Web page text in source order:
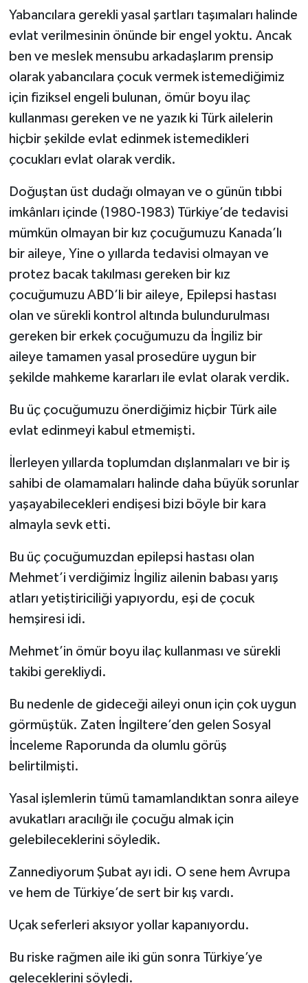
Yabancılara gerekli yasal şartları taşımaları halinde
evlat verilmesinin önünde bir engel yoktu. Ancak
ben ve meslek mensubu arkadaşlarım prensip
olarak yabancılara çocuk vermek istemediğimiz
için fiziksel engeli bulunan, ömür boyu ilaç
kullanması gereken ve ne yazık ki Türk ailelerin
hiçbir şekilde evlat edinmek istemedikleri
çocukları evlat olarak verdik.
Doğuştan üst dudağı olmayan ve o günün tıbbi
imkânları içinde (1980-1983) Türkiye’de tedavisi
mümkün olmayan bir kız çocuğumuzu Kanada’lı
bir aileye, Yine o yıllarda tedavisi olmayan ve
protez bacak takılması gereken bir kız
çocuğumuzu ABD’li bir aileye, Epilepsi hastası
olan ve sürekli kontrol altında bulundurulması
gereken bir erkek çocuğumuzu da İngiliz bir
aileye tamamen yasal prosedüre uygun bir
şekilde mahkeme kararları ile evlat olarak verdik.
Bu üç çocuğumuzu önerdiğimiz hiçbir Türk aile
evlat edinmeyi kabul etmemişti.
İlerleyen yıllarda toplumdan dışlanmaları ve bir iş
sahibi de olamamaları halinde daha büyük sorunlar
yaşayabilecekleri endişesi bizi böyle bir kara
almayla sevk etti.
Bu üç çocuğumuzdan epilepsi hastası olan
Mehmet’i verdiğimiz İngiliz ailenin babası yarış
atları yetiştiriciliği yapıyordu, eşi de çocuk
hemşiresi idi.
Mehmet’in ömür boyu ilaç kullanması ve sürekli
takibi gerekliydi.
Bu nedenle de gideceği aileyi onun için çok uygun
görmüştük. Zaten İngiltere’den gelen Sosyal
İnceleme Raporunda da olumlu görüş
belirtilmişti.
Yasal işlemlerin tümü tamamlandıktan sonra aileye
avukatları aracılığı ile çocuğu almak için
gelebileceklerini söyledik.
Zannediyorum Şubat ayı idi. O sene hem Avrupa
ve hem de Türkiye’de sert bir kış vardı.
Uçak seferleri aksıyor yollar kapanıyordu.
Bu riske rağmen aile iki gün sonra Türkiye’ye
geleceklerini söyledi.